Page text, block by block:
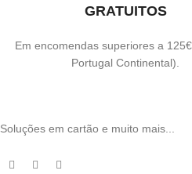
GRATUITOS
Em encomendas superiores a
Portugal Continental).
Soluções em cartão e muito mais...